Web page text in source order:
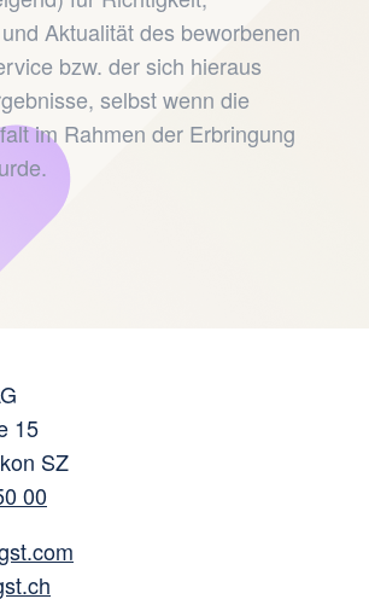
Aktualität des beworbenen
bzw. der sich hieraus
selbst wenn die
im Rahmen der Erbringung
15
SZ
00